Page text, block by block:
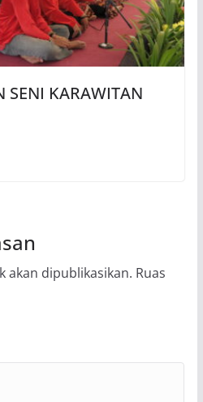
SENI KARAWITAN
akan dipublikasikan. Ruas